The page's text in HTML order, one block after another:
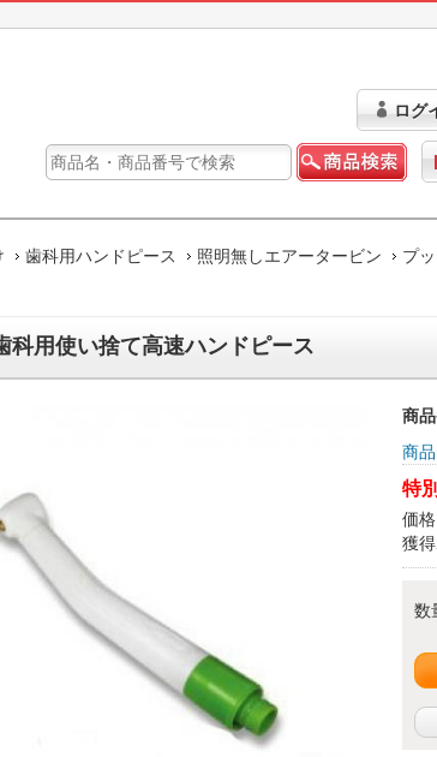
ログ
歯科用ハンドピース 照明無しエアータービン プ
用使い捨て高速ハンドピース
商品
商
特
価
獲
数